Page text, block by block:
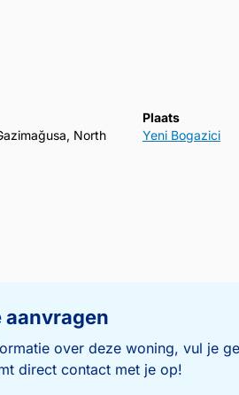
North
Plaats
Yeni Bogazici
over deze woning, vul je
direct contact met je op!